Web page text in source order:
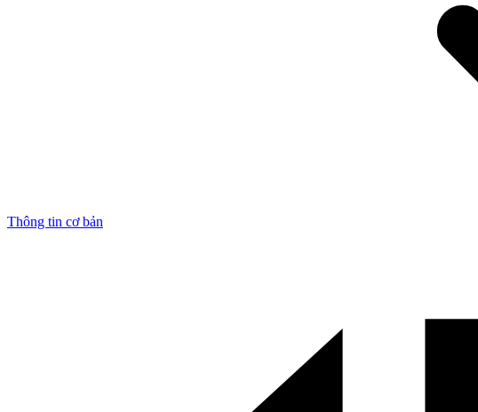
Thông tin cơ bản